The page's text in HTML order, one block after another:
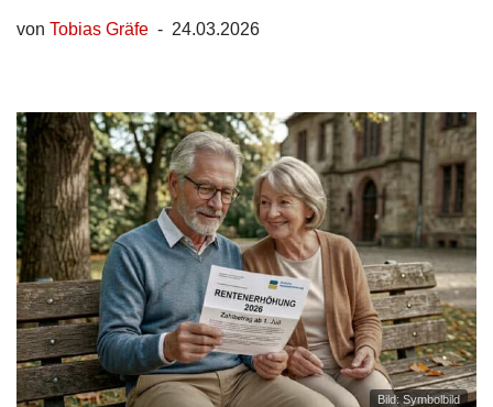
von Tobias Gräfe 24.03.2026
Bild: Symbolbild